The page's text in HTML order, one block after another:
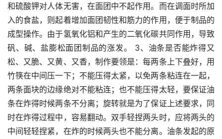
和硫酸钾对人体无害，在面团中不起作用。而在调面时所加
入的食盐，则起着增加面团韧性和筋力的作用，便于制品的
成型操作。由于氢氧化铝和产生的二氧化碳共同作用，导致
矾、碱、盐膨松面团制品的涨发。 3、油条是否能炸得又
松、又脆、又黄、又香，制作要领是：每两条上下叠好，用
竹筷在中间压一下；不能压得太紧，以免两条粘连在一起，
两条面块的边缘绝对不能粘连；也不能压得太轻，要保证油
条在炸得时候两条不分离；旋转就是为了保证上述要求，同
时在炸得过程中，容易翻动。双手轻捏两头时，应将两头的
中间轻轻捏紧，在炸的时候两头也不能分离。油条发起的原